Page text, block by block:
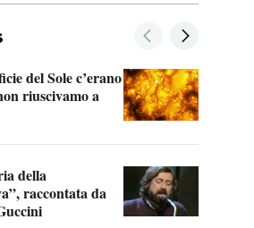
del Sole c’erano
riuscivamo a
della
raccontata da